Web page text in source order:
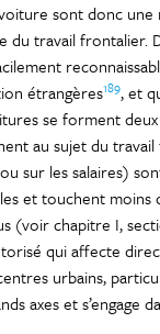
sont donc une
du travail frontalier.
étrangères189, et
se forment
au sujet du
sur les salaires)
et touchent moins
(voir chapitre I,
qui affecte
urbains,
axes et s’engage